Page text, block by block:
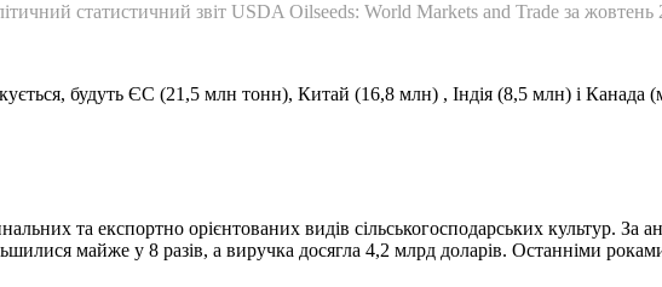
статистичний звіт USDA Oilseeds: World Markets and Trade за
будуть ЄС (21,5 млн тонн), Китай (16,8 млн) , Індія (8,5 млн) і Канада
та експортно орієнтованих видів сільськогосподарських культур. За
майже у 8 разів, а виручка досягла 4,2 млрд доларів. Останніми роками